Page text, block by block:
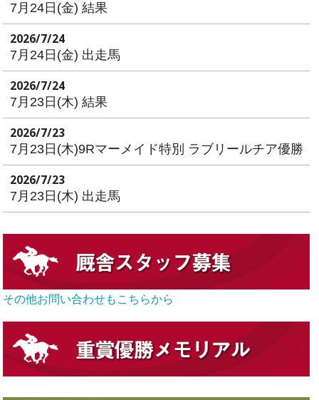
7月24日(金) 結果
2026/7/24
7月24日(金) 出走馬
2026/7/24
7月23日(木) 結果
2026/7/23
7月23日(木)9Rマーメイド特別 ラブリールチア優勝
2026/7/23
7月23日(木) 出走馬
その他お問い合わせもこちらから